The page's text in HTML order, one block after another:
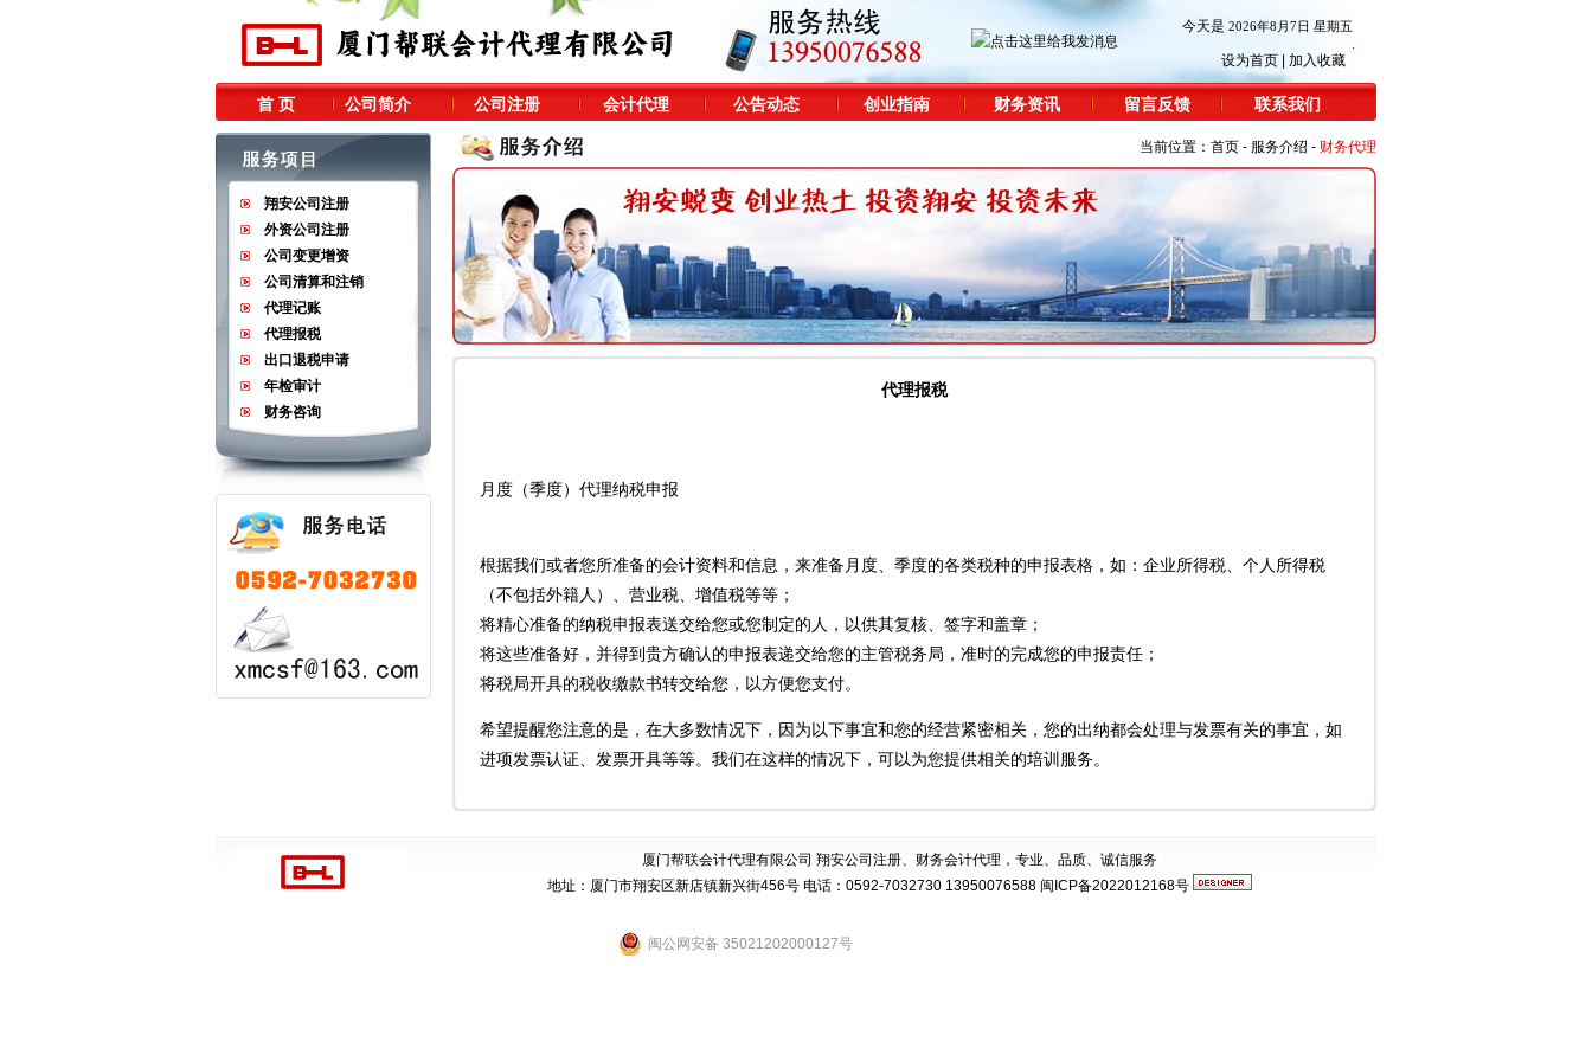
今天是 2026年8月7日 星期五
设为首页 加入收藏
首 页 公司简介 公司注册 会计代理 公告动态 创业指南 财务资讯 留言反馈 联系我们
翔安公司注册
外资公司注册
公司变更增资
公司清算和注销
代理记账
代理报税
出口退税申请
年检审计
财务咨询
当前位置： 首页 - 服务介绍 - 财务代理
代理报税
月度（季度）代理纳税申报
根据我们或者您所准备的会计资料和信息，来准备月度、季度的各类税种的申报表格，如：企业所得税、个人所得税
（不包括外籍人）、营业税、增值税等等；
将精心准备的纳税申报表送交给您或您制定的人，以供其复核、签字和盖章；
将这些准备好，并得到贵方确认的申报表递交给您的主管税务局，准时的完成您的申报责任；
将税局开具的税收缴款书转交给您，以方便您支付。
希望提醒您注意的是，在大多数情况下，因为以下事宜和您的经营紧密相关，您的出纳都会处理与发票有关的事宜，如
进项发票认证、发票开具等等。我们在这样的情况下，可以为您提供相关的培训服务。
厦门帮联会计代理有限公司 翔安公司注册、财务会计代理，专业、品质、诚信服务
地址：厦门市翔安区新店镇新兴街456号 电话：0592-7032730 13950076588 闽ICP备2022012168号
闽公网安备 35021202000127号